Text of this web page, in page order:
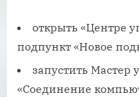
открыть «Центре
подпункт «Новое
запустить Мастер
«Соединение